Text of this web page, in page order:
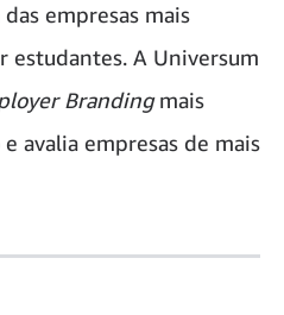
empresas mais
estudantes. A Universum
Brandingmais
avalia empresas de mais